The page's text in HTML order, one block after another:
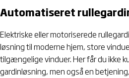
Automatiseret
Elektriske eller motoriserede
løsning til moderne hjem, store
tilgængelige vinduer. Her får du ikke
gardinløsning, men også en